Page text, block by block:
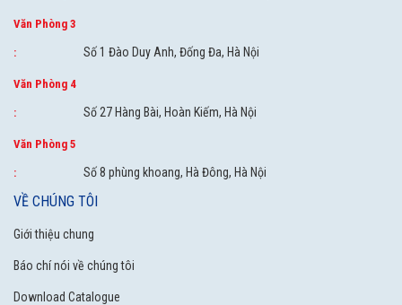
Văn Phòng 3
: Số 1 Đào Duy Anh, Đống Đa, Hà Nội
Văn Phòng 4
: Số 27 Hàng Bài, Hoàn Kiếm, Hà Nội
Văn Phòng 5
: Số 8 phùng khoang, Hà Đông, Hà Nội
VỀ CHÚNG TÔI
Giới thiệu chung
Báo chí nói về chúng tôi
Download Catalogue